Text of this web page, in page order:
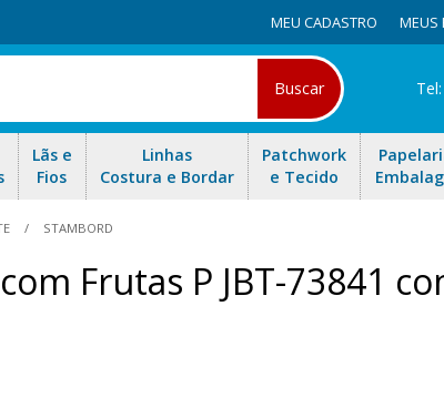
MEU CADASTRO MEUS
Buscar
Lãs e
Fios
Linhas
Costura e Bordar
Patchwork
e Tecido
STAMBORD
Frutas P JBT-73841